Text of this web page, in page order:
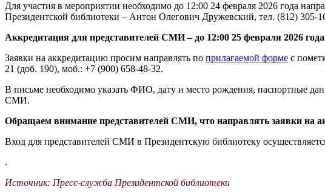
Для участия в мероприятии необходимо до 12:00 24 февраля 2026 года
Президентской библиотеки – Антон Олегович Дружевский, тел. (812) 305-
Аккредитация для представителей СМИ – до 12:00 25 февраля 2026
Заявки на аккредитацию просим направлять по прилагаемой форме с
21 (доб. 190), моб.: +7 (900) 658-48-32.
В письме необходимо указать ФИО, дату и место рождения, паспортные
СМИ.
Обращаем внимание представителей СМИ, что направлять заявки на
Вход для представителей СМИ в Президентскую библиотеку
.
Источник: Пресс-служба Президентской библиотеки